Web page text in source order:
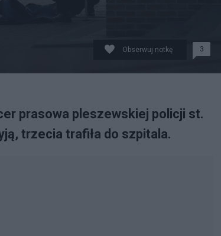
Obserwuj notkę 3
prasowa pleszewskiej policji st.
trzecia trafiła do szpitala.